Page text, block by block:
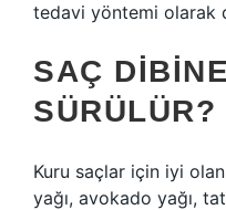
tedavi yöntemi olarak
SAÇ
SÜRÜLÜR?
Kuru saçlar için iyi
yağı, avokado yağı,